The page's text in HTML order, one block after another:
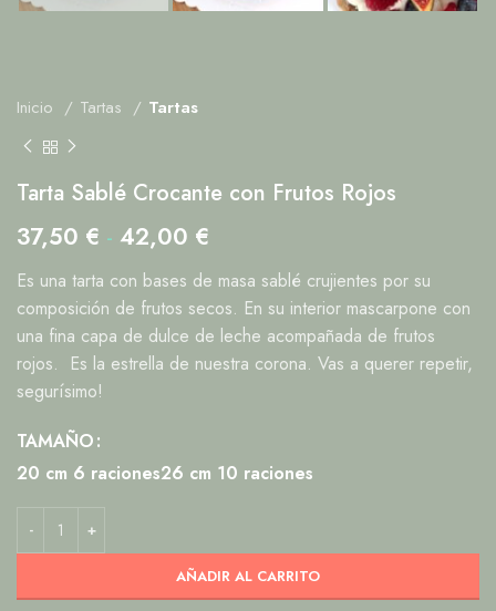
Inicio Tartas Tartas
Tarta Sablé Crocante con Frutos Rojos
37,50 € - 42,00 €
Es una tarta con bases de masa sablé crujientes por su
composición de frutos secos. En su interior mascarpone con
una fina capa de dulce de leche acompañada de frutos
rojos. Es la estrella de nuestra corona. Vas a querer repetir,
segurísimo!
TAMAÑO
20 cm 6 raciones26 cm 10 raciones
AÑADIR AL CARRITO